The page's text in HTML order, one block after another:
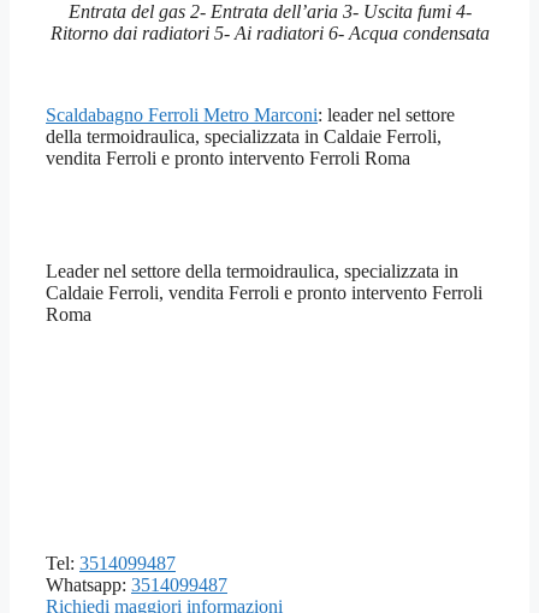
Entrata del gas 2- Entrata dell’aria 3- Uscita fumi 4-
Ritorno dai radiatori 5- Ai radiatori 6- Acqua condensata
Scaldabagno Ferroli Metro Marconi: leader nel settore
della termoidraulica, specializzata in Caldaie Ferroli,
vendita Ferroli e pronto intervento Ferroli Roma
Leader nel settore della termoidraulica, specializzata in
Caldaie Ferroli, vendita Ferroli e pronto intervento Ferroli
Roma
Tel: 3514099487
Whatsapp: 3514099487
Richiedi maggiori informazioni